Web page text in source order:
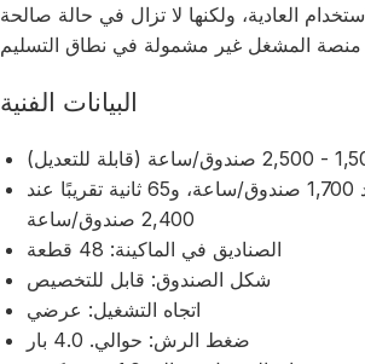
العادية، ولكنها لا تزال في حالة صالحة
البيانات الفنية
وقت المعالجة لكل صندوق ~91 ثانية تقريبًا عند 1,700 صندوق/ساعة، و65 ثانية تقريبًا عند
2,400 صندوق/ساعة
الصناديق في الماكينة: 48 قطعة
شكل الصندوق: قابل للتخصيص
اتجاه التشغيل: عرضي
ضغط الرش: حوالي. 4.0 بار